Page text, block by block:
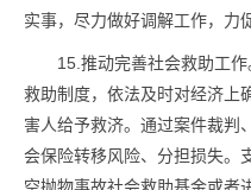
实事，尽力做好调解工作，力
15.推动完善社会救助工
救助制度，依法及时对经济上
害人给予救济。通过案件裁判
会保险转移风险、分担损失。